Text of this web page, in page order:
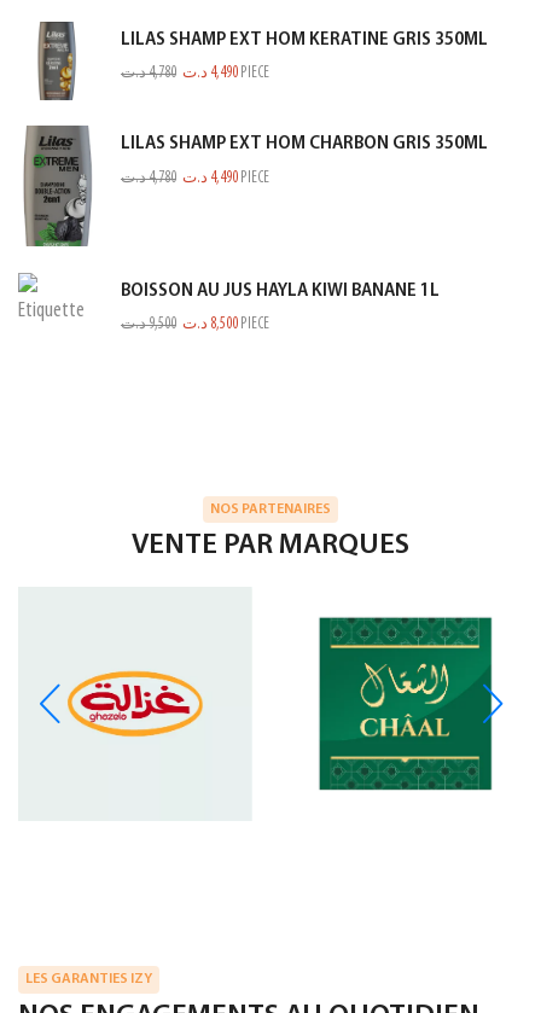
LILAS SHAMP EXT HOM KERATINE GRIS 350ML
4,780د.ت 4,490 د.ت PIECE
LILAS SHAMP EXT HOM CHARBON GRIS 350ML
4,780د.ت 4,490 د.ت PIECE
BOISSON AU JUS HAYLA KIWI BANANE 1L
9,500د.ت 8,500 د.ت PIECE
NOS PARTENAIRES
VENTE PAR MARQUES
LES GARANTIES IZY